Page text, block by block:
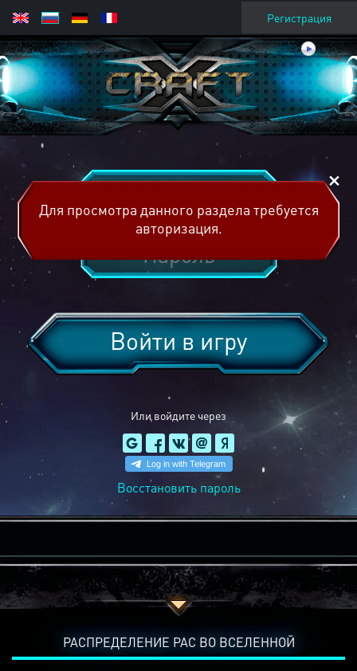
Регистрация
Или войдите через
Войти в игру
Восстановить пароль
Для просмотра данного раздела требуется
авторизация.
РАСПРЕДЕЛЕНИЕ РАС ВО ВСЕЛЕННОЙ